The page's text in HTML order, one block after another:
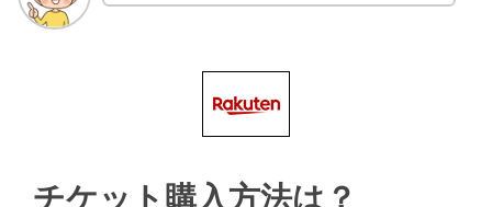
チケット購入方法は？